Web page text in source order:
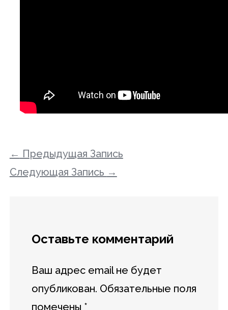
← Предыдущая Запись
Следующая Запись →
Оставьте комментарий
Ваш адрес email не будет
опубликован. Обязательные поля
помечены *